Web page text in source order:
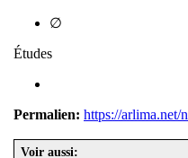
∅
Études
Permalien: https://arlima.net/
Voir aussi: